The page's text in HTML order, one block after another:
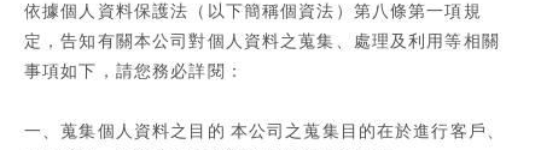
依據個人資料保護法（以下簡稱個資法）第八條第一項規
定，告知有關本公司對個人資料之蒐集、處理及利用等相關
事項如下，請您務必詳閱：
一、蒐集個人資料之目的 本公司之蒐集目的在於進行客戶、